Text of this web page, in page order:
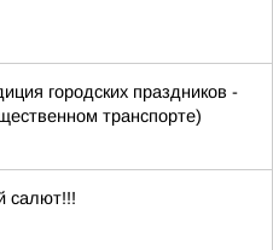
городских праздников -
транспорте)
салют!!!